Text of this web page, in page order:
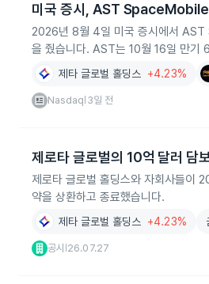
미국 증시, AST
2026년 8월 4일 미국 증시에서
을 줬습니다. AST는 10월 16일 만
제타 글로벌 홀딩스 +4.23%
Nasdaq 3일 전
제로타 글로벌의 10억 달러 담
제로타 글로벌 홀딩스와 자회사들이
약을 상환하고 종료했습니다.
제타 글로벌 홀딩스 +4.23%
공시 26.07.27